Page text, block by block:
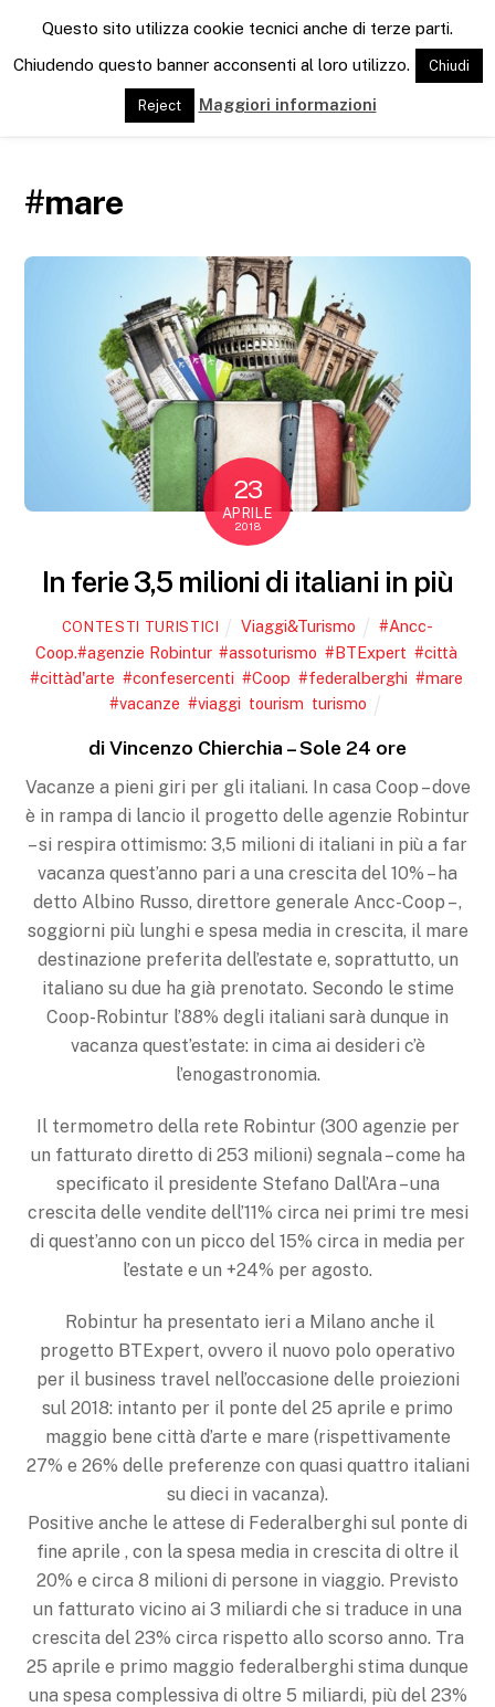
e
n
u
#mare
23
APRILE
2018
In ferie 3,5 milioni di italiani in più
CONTESTI TURISTICI Viaggi&Turismo
#Ancc-
Coop.#agenzie Robintur, #assoturismo #BTExpert #città
#cittàd'arte #confesercenti #Coop #federalberghi #mare
#vacanze #viaggi tourism turismo
di Vincenzo Chierchia – Sole 24 ore
Vacanze a pieni giri per gli italiani. In casa Coop – dove
è in rampa di lancio il progetto delle agenzie Robintur
– si respira ottimismo: 3,5 milioni di italiani in più a far
vacanza quest’anno pari a una crescita del 10% – ha
detto Albino Russo, direttore generale Ancc-Coop – ,
soggiorni più lunghi e spesa media in crescita, il mare
destinazione preferita dell’estate e, soprattutto, un
italiano su due ha già prenotato. Secondo le stime
Coop-Robintur l’88% degli italiani sarà dunque in
vacanza quest’estate: in cima ai desideri c’è
l’enogastronomia.
Il termometro della rete Robintur (300 agenzie per
un fatturato diretto di 253 milioni) segnala – come ha
specificato il presidente Stefano Dall’Ara – una
crescita delle vendite dell’11% circa nei primi tre mesi
di quest’anno con un picco del 15% circa in media per
l’estate e un +24% per agosto.
Robintur ha presentato ieri a Milano anche il
progetto BTExpert, ovvero il nuovo polo operativo
per il business travel nell’occasione delle proiezioni
sul 2018: intanto per il ponte del 25 aprile e primo
maggio bene città d’arte e mare (rispettivamente
27% e 26% delle preferenze con quasi quattro italiani
su dieci in vacanza).
Positive anche le attese di Federalberghi sul ponte di
fine aprile , con la spesa media in crescita di oltre il
20% e circa 8 milioni di persone in viaggio. Previsto
un fatturato vicino ai 3 miliardi che si traduce in una
crescita del 23% circa rispetto allo scorso anno. Tra
25 aprile e primo maggio federalberghi stima dunque
una spesa complessiva di oltre 5 miliardi, più del 23%
Questo sito utilizza cookie tecnici anche di terze parti.
Chiudendo questo banner acconsenti al loro utilizzo.
Chiudi
Reject Maggiori informazioni